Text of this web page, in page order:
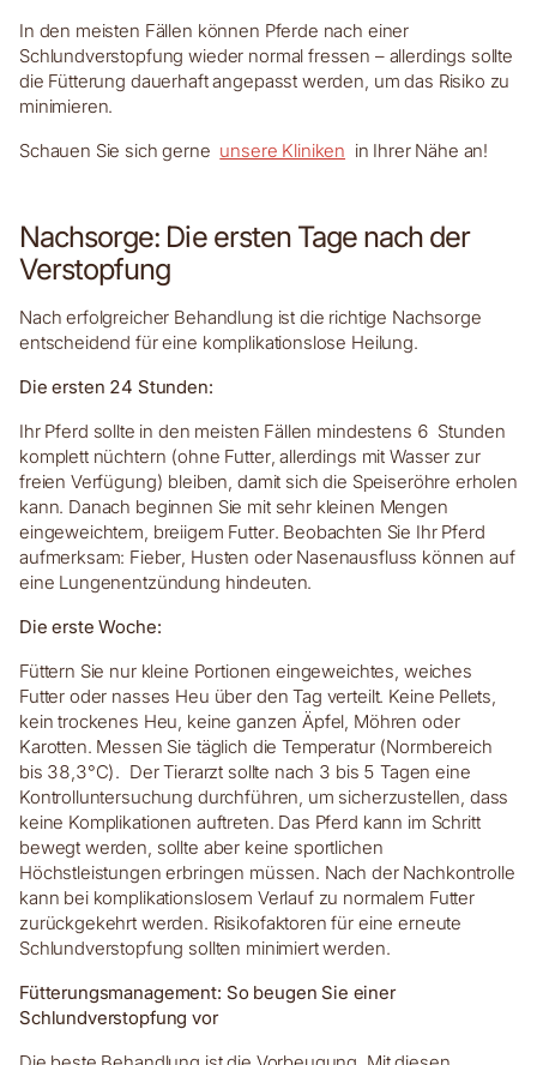
In den meisten Fällen können Pferde nach einer
Schlundverstopfung wieder normal fressen – allerdings sollte
die Fütterung dauerhaft angepasst werden, um das Risiko zu
minimieren.
Schauen Sie sich gerne unsere Kliniken in Ihrer Nähe an!
Nachsorge: Die ersten Tage nach der
Verstopfung
Nach erfolgreicher Behandlung ist die richtige Nachsorge
entscheidend für eine komplikationslose Heilung.
Die ersten 24 Stunden:
Ihr Pferd sollte in den meisten Fällen mindestens 6 Stunden
komplett nüchtern (ohne Futter, allerdings mit Wasser zur
freien Verfügung) bleiben, damit sich die Speiseröhre erholen
kann. Danach beginnen Sie mit sehr kleinen Mengen
eingeweichtem, breiigem Futter. Beobachten Sie Ihr Pferd
aufmerksam: Fieber, Husten oder Nasenausfluss können auf
eine Lungenentzündung hindeuten.
Die erste Woche:
Füttern Sie nur kleine Portionen eingeweichtes, weiches
Futter oder nasses Heu über den Tag verteilt. Keine Pellets,
kein trockenes Heu, keine ganzen Äpfel, Möhren oder
Karotten. Messen Sie täglich die Temperatur (Normbereich
bis 38,3°C). Der Tierarzt sollte nach 3 bis 5 Tagen eine
Kontrolluntersuchung durchführen, um sicherzustellen, dass
keine Komplikationen auftreten. Das Pferd kann im Schritt
bewegt werden, sollte aber keine sportlichen
Höchstleistungen erbringen müssen. Nach der Nachkontrolle
kann bei komplikationslosem Verlauf zu normalem Futter
zurückgekehrt werden. Risikofaktoren für eine erneute
Schlundverstopfung sollten minimiert werden.
Fütterungsmanagement: So beugen Sie einer
Schlundverstopfung vor